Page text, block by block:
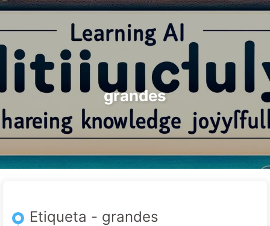
Buscar Inicio Archivos Etiquetas
Categorías Enlaces Acerca de 🇪🇸 Español
grandes
Etiqueta - grandes